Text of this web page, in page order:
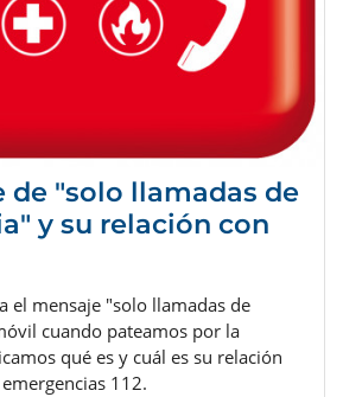
de "solo llamadas de
y su relación con
el mensaje "solo llamadas de
cuando pateamos por la
qué es y cuál es su relación
112.